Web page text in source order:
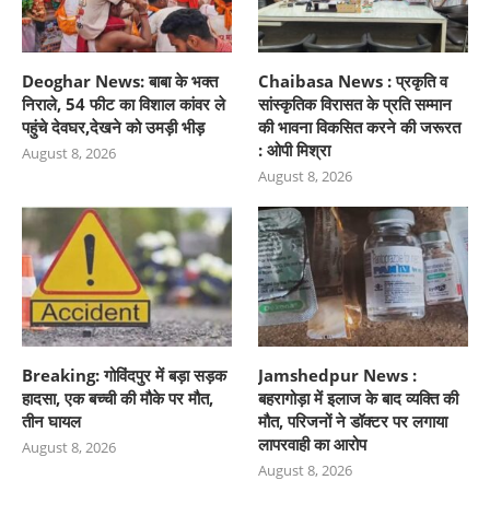
Deoghar News: बाबा के भक्त
निराले, 54 फीट का विशाल कांवर ले
पहुंचे देवघर,देखने को उमड़ी भीड़
August 8, 2026
Chaibasa News : प्रकृति व
सांस्कृतिक विरासत के प्रति सम्मान
की भावना विकसित करने की जरूरत
: ओपी मिश्रा
August 8, 2026
Breaking: गोविंदपुर में बड़ा सड़क
हादसा, एक बच्ची की मौके पर मौत,
तीन घायल
August 8, 2026
Jamshedpur News :
बहरागोड़ा में इलाज के बाद व्यक्ति की
मौत, परिजनों ने डॉक्टर पर लगाया
लापरवाही का आरोप
August 8, 2026